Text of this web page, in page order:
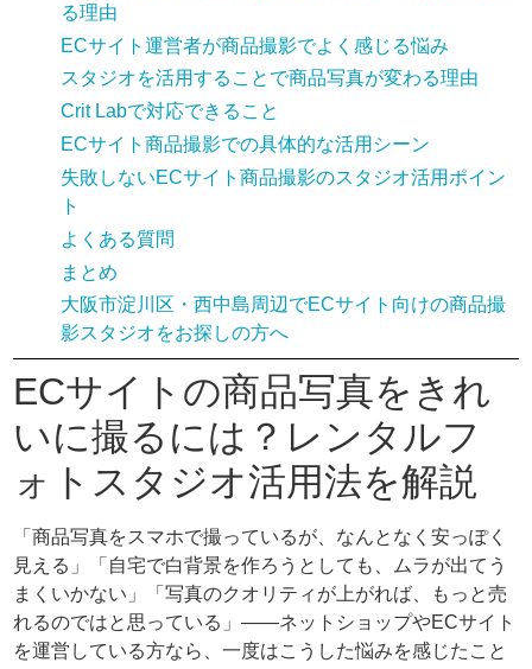
る理由
ECサイト運営者が商品撮影でよく感じる悩み
スタジオを活用することで商品写真が変わる理由
Crit Labで対応できること
ECサイト商品撮影での具体的な活用シーン
失敗しないECサイト商品撮影のスタジオ活用ポイン
ト
よくある質問
まとめ
大阪市淀川区・西中島周辺でECサイト向けの商品撮
影スタジオをお探しの方へ
ECサイトの商品写真をきれ
いに撮るには？レンタルフ
ォトスタジオ活用法を解説
「商品写真をスマホで撮っているが、なんとなく安っぽく
見える」「自宅で白背景を作ろうとしても、ムラが出てう
まくいかない」「写真のクオリティが上がれば、もっと売
れるのではと思っている」——ネットショップやECサイト
を運営している方なら、一度はこうした悩みを感じたこと